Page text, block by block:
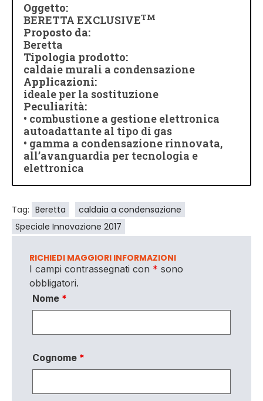
Oggetto:
BERETTA EXCLUSIVETM
Proposto da:
Beretta
Tipologia prodotto:
caldaie murali a condensazione
Applicazioni:
ideale per la sostituzione
Peculiarità:
• combustione a gestione elettronica
autoadattante al tipo di gas
• gamma a condensazione rinnovata,
all’avanguardia per tecnologia e
elettronica
Tag: Beretta
caldaia a condensazione
Speciale Innovazione 2017
RICHIEDI MAGGIORI INFORMAZIONI
I campi contrassegnati con * sono
obbligatori.
Nome *
Cognome *